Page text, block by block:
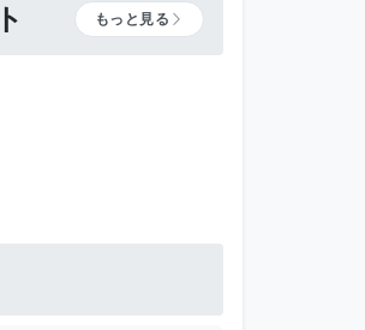
もっと見る